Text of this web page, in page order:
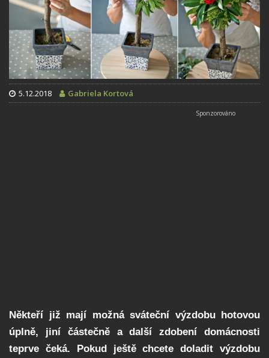
5.12.2018 Gabriela Kortová
Někteří již mají možná sváteční výzdobu hotovou
úplně, jiní částečně a další zdobení domácnosti
teprve čeká. Pokud ještě chcete doladit výzdobu